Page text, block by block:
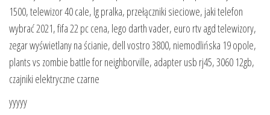
1500, telewizor 40 cale, lg pralka, przełączniki sieciowe, jaki telefon
wybrać 2021, fifa 22 pc cena, lego darth vader, euro rtv agd telewizory,
zegar wyświetlany na ścianie, dell vostro 3800, niemodlińska 19 opole,
plants vs zombie battle for neighborville, adapter usb rj45, 3060 12gb,
czajniki elektryczne czarne
yyyyy